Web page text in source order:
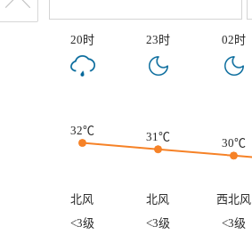
20时 23时 02时
32℃ 31℃ 30℃
北风 北风 西北风
<3级
<3级 <3级